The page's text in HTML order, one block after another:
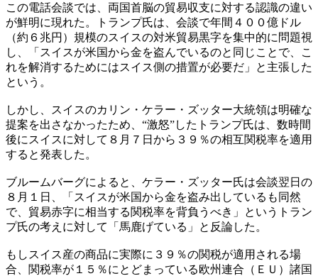
この電話会談では、両国首脳の貿易収支に対する認識の違い
が鮮明に現れた。トランプ氏は、会談で年間４００億ドル
（約６兆円）規模のスイスの対米貿易黒字を集中的に問題視
し、「スイスが米国から金を盗んでいるのと同じことで、こ
れを解消するためにはスイス側の措置が必要だ」と主張した
という。
しかし、スイスのカリン・ケラー・ズッター大統領は明確な
提案を出さなかったため、“激怒”したトランプ氏は、数時間
後にスイスに対して８月７日から３９％の相互関税率を適用
すると発表した。
ブルームバーグによると、ケラー・ズッター氏は会談翌日の
８月１日、「スイスが米国から金を盗み出しているも同然
で、貿易赤字に相当する関税率を背負うべき」というトラン
プ氏の考えに対して「馬鹿げている」と反論した。
もしスイス産の商品に実際に３９％の関税が適用される場
合、関税率が１５％にとどまっている欧州連合（ＥＵ）諸国